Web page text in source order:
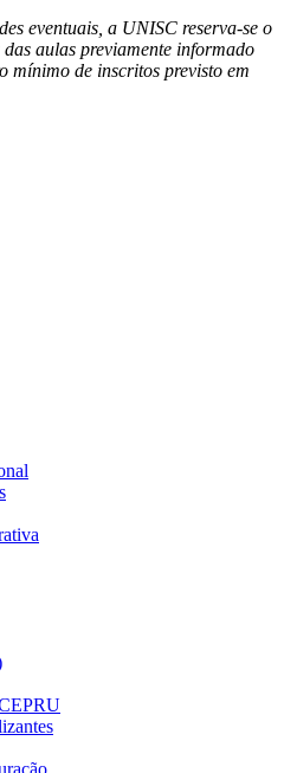
eventuais, a UNISC reserva-se o
aulas previamente informado
mínimo de inscritos previsto em